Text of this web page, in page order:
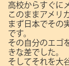
高校からすぐに
このままアメリ
まず日本でその
です。
その自分のエゴ
きな差でした。
そしてそれを大